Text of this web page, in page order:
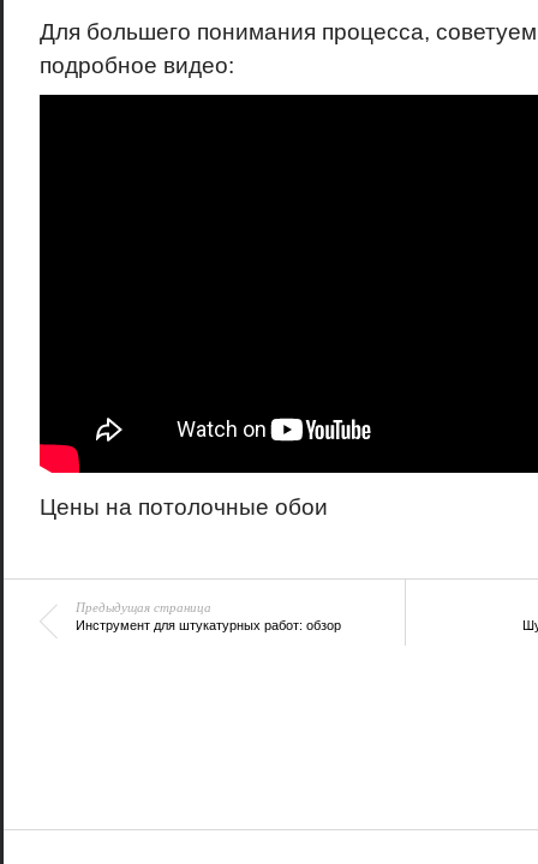
Для большего понимания процесса,
подробное видео:
Цены на потолочные обои
Предыдущая страница
Инструмент для штукатурных работ: обзор